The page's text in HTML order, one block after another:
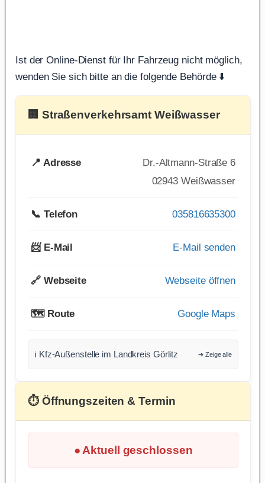
Ist der Online-Dienst für Ihr Fahrzeug nicht möglich,
wenden Sie sich bitte an die folgende Behörde ⬇️
🏢 Straßenverkehrsamt Weißwasser
📍 Adresse
Dr.-Altmann-Straße 6
02943 Weißwasser
📞 Telefon 035816635300
📨 E-Mail E-Mail senden
🔗 Webseite Webseite öffnen
🗺️ Route Google Maps
ℹ️ Kfz-Außenstelle im Landkreis Görlitz ➔ Zeige alle
⏱ Öffnungszeiten & Termin
● Aktuell geschlossen